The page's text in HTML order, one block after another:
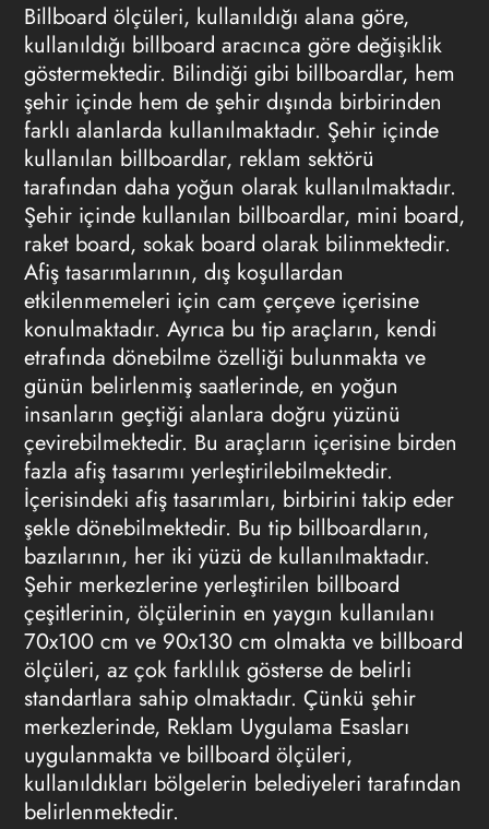
Billboard ölçüleri, kullanıldığı alana göre,
kullanıldığı billboard aracınca göre değişiklik
göstermektedir. Bilindiği gibi billboardlar, hem
şehir içinde hem de şehir dışında birbirinden
farklı alanlarda kullanılmaktadır. Şehir içinde
kullanılan billboardlar, reklam sektörü
tarafından daha yoğun olarak kullanılmaktadır.
Şehir içinde kullanılan billboardlar, mini board,
raket board, sokak board olarak bilinmektedir.
Afiş tasarımlarının, dış koşullardan
etkilenmemeleri için cam çerçeve içerisine
konulmaktadır. Ayrıca bu tip araçların, kendi
etrafında dönebilme özelliği bulunmakta ve
günün belirlenmiş saatlerinde, en yoğun
insanların geçtiği alanlara doğru yüzünü
çevirebilmektedir. Bu araçların içerisine birden
fazla afiş tasarımı yerleştirilebilmektedir.
İçerisindeki afiş tasarımları, birbirini takip eder
şekle dönebilmektedir. Bu tip billboardların,
bazılarının, her iki yüzü de kullanılmaktadır.
Şehir merkezlerine yerleştirilen billboard
çeşitlerinin, ölçülerinin en yaygın kullanılanı
70x100 cm ve 90x130 cm olmakta ve billboard
ölçüleri, az çok farklılık gösterse de belirli
standartlara sahip olmaktadır. Çünkü şehir
merkezlerinde, Reklam Uygulama Esasları
uygulanmakta ve billboard ölçüleri,
kullanıldıkları bölgelerin belediyeleri tarafından
belirlenmektedir.